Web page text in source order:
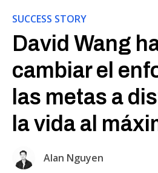
SUCCESS STORY
David Wang
cambiar el
las metas a
la vida al
Alan Nguyen